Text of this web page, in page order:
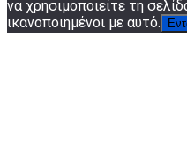
να χρησιμοποιείτε τη
ικανοποιημένοι με αυτό.